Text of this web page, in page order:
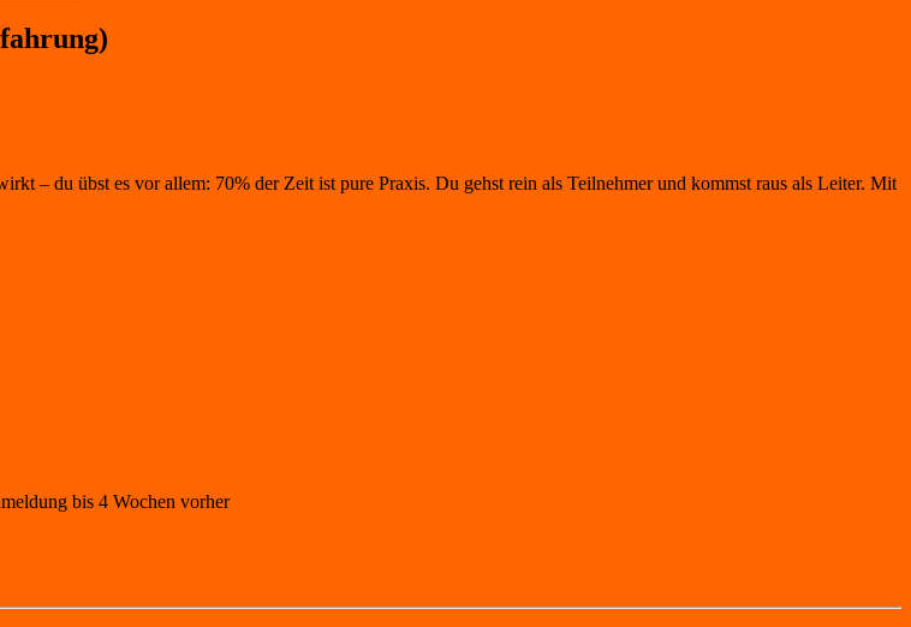
– du übst es vor allem: 70% der Zeit ist pure Praxis. Du gehst rein als Teilnehmer und kommst raus als Leiter. Mit
bis 4 Wochen vorher